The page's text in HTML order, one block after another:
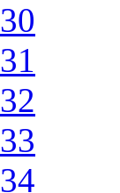
30
31
32
33
34